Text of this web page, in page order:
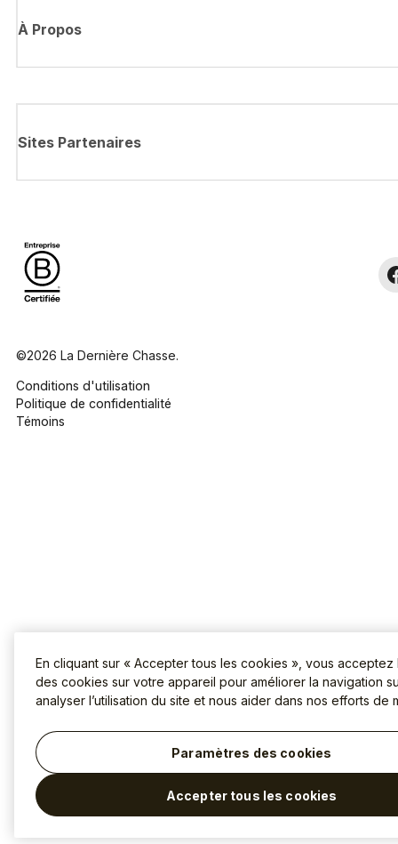
À Propos
Sites Partenaires
©2026 La Dernière Chasse.
Conditions d'utilisation
Politique de confidentialité
Témoins
En cliquant sur « Accepter tous les cookies », vous
des cookies sur votre appareil pour améliorer la navigation
analyser l’utilisation du site et nous aider dans nos efforts de
Paramètres des cookies
Accepter tous les cookies